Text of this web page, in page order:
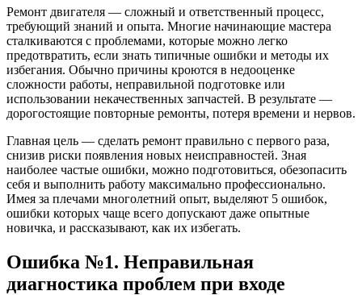
Ремонт двигателя — сложный и ответственный процесс,
требующий знаний и опыта. Многие начинающие мастера
сталкиваются с проблемами, которые можно легко
предотвратить, если знать типичные ошибки и методы их
избегания. Обычно причины кроются в недооценке
сложности работы, неправильной подготовке или
использовании некачественных запчастей. В результате —
дорогостоящие повторные ремонты, потеря времени и нервов.
Главная цель — сделать ремонт правильно с первого раза,
снизив риски появления новых неисправностей. Зная
наиболее частые ошибки, можно подготовиться, обезопасить
себя и выполнить работу максимально профессионально.
Имея за плечами многолетний опыт, выделяют 5 ошибок,
ошибки которых чаще всего допускают даже опытные
новичка, и рассказывают, как их избегать.
Ошибка №1. Неправильная
диагностика проблем при входе